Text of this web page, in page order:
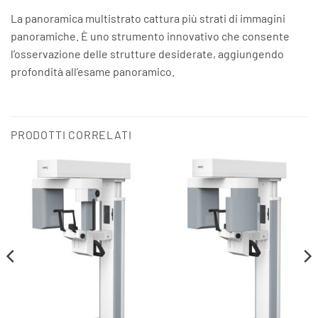
La panoramica multistrato cattura più strati di immagini
panoramiche. È uno strumento innovativo che consente
l’osservazione delle strutture desiderate, aggiungendo
profondità all’esame panoramico.
PRODOTTI CORRELATI